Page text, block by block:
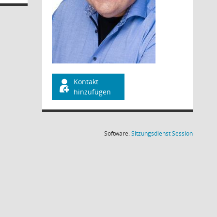
Kontakt
hinzufügen
Software:SitzungsdienstSession(Wird in